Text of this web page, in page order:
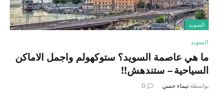
السويد
السويد
ما هي عاصمة السويد؟ ستوكهولم واجمل الاماكن
السياحية – ستندهش!!
بواسطة تيماء حسن 0